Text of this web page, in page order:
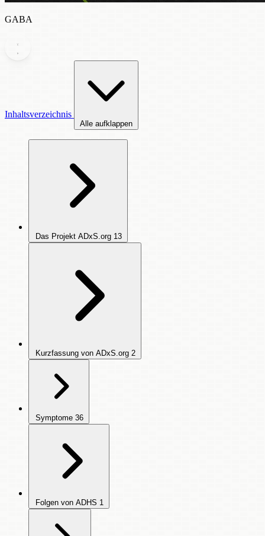
GABA
Inhaltsverzeichnis
Alle aufklappen
Das Projekt ADxS.org 13
Kurzfassung von ADxS.org 2
Symptome 36
Folgen von ADHS 1